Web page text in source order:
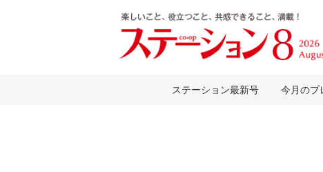
ステーション最新号 今月のプ